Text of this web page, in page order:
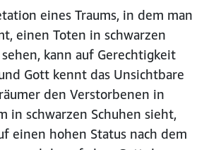
eines Traums, in dem man
einen Toten in schwarzen
kann auf Gerechtigkeit
Gott kennt das Unsichtbare
den Verstorbenen in
in schwarzen Schuhen sieht,
einen hohen Status nach dem